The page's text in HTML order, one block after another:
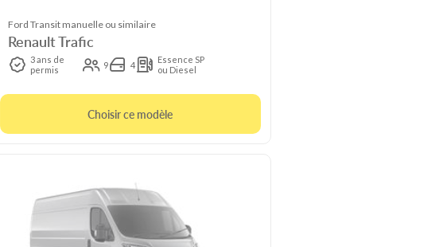
Ford Transit manuelle ou similaire
Renault Trafic
3 ans de
permis
9 4
Essence SP
ou Diesel
Choisir ce modèle